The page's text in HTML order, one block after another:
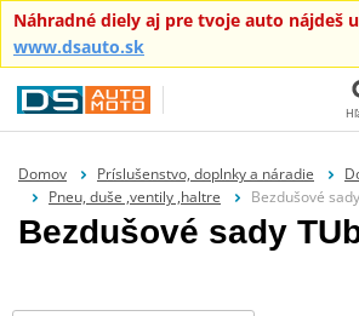
Náhradné diely aj pre tvoje auto nájdeš
www.dsauto.sk
Domov Príslušenstvo, doplnky a náradie
Pneu, duše ,ventily ,haltre
Bezdušové
Bezdušové sady